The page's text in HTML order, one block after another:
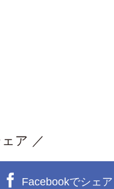
ア ／
Facebookでシェア